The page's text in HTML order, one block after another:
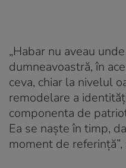
„Habar nu aveau
dumneavoastră, în
ceva, chiar la nivelul
remodelare a
componenta de
Ea se naște în timp,
moment de